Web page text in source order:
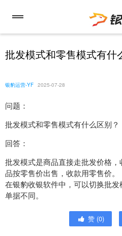
批发模式和零售模式有什
银豹运营-YF 2025-07-28
问题：
批发模式和零售模式有什么区别？
回答：
批发模式是商品直接走批发价格
品按零售价出售，收款用零售价。
在银豹收银软件中，可以切换批
单据不同。
赞 (0)